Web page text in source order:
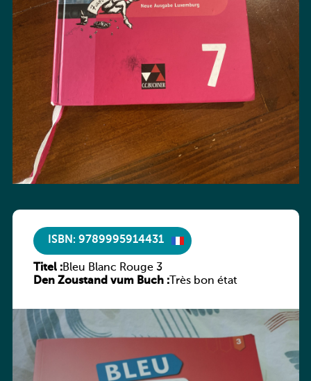
ISBN: 9789995914431
Titel :Bleu Blanc Rouge 3
Den Zoustand vum Buch :Très bon état